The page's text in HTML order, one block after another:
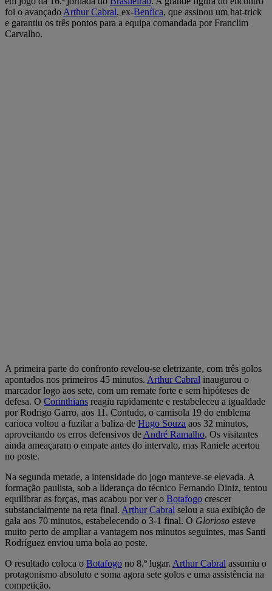
foi o avançado Arthur Cabral, ex-Benfica, que assinou um hat-trick
e garantiu os três pontos para a equipa comandada por Franclim
Carvalho.
A primeira parte do confronto revelou-se eletrizante, com três golos
apontados nos primeiros 45 minutos. Arthur Cabral inaugurou o
marcador logo aos sete, com um remate forte e sem hipóteses de
defesa. O Corinthians reagiu rapidamente e restabeleceu a igualdade
por Rodrigo Garro, aos 11. Contudo, o camisola 19 do emblema
carioca voltou a fuzilar a baliza de Hugo Souza aos 32 minutos,
aproveitando os erros defensivos de André Ramalho. Os visitantes
ainda ameaçaram o empate antes do intervalo, mas Raniele acertou
no poste.
Na segunda metade, a intensidade do jogo manteve-se elevada. A
formação paulista, sob a liderança do técnico Fernando Diniz, tentou
equilibrar as forças, mas acabou por ver o Botafogo crescer
substancialmente na reta final. Arthur Cabral selou a sua exibição de
gala aos 70 minutos, estabelecendo o 3-1 final. O Glorioso esteve
muito perto de ampliar a vantagem nos minutos seguintes, mas Santi
Rodríguez enviou uma bola ao poste.
O resultado coloca o Botafogo no 8.º lugar. Arthur Cabral assumiu o
protagonismo absoluto e soma agora sete golos e uma assistência na
competição.